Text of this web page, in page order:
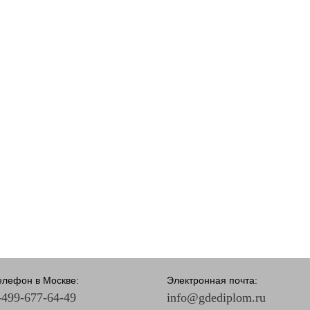
в Москве:
677-64-49
Электронная почта:
info@gdediplom.ru